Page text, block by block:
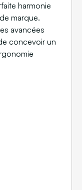
harmonie
marque.
avancées
concevoir un